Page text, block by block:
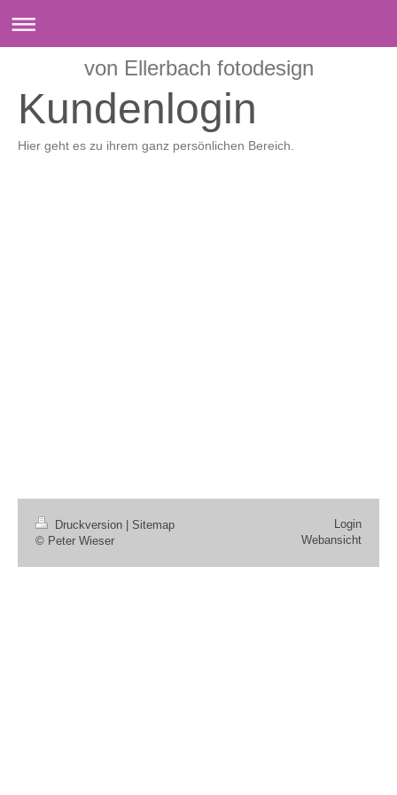
von Ellerbach fotodesign
Kundenlogin
Hier geht es zu ihrem ganz persönlichen Bereich.
Druckversion
Sitemap
© Peter Wieser
Login
Webansicht